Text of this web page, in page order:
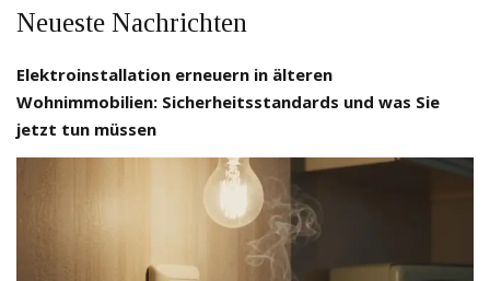
Neueste Nachrichten
Elektroinstallation erneuern in älteren
Wohnimmobilien: Sicherheitsstandards und was Sie
jetzt tun müssen